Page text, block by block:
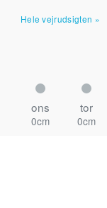
Hele vejrudsigten »
ons tor
0cm 0cm